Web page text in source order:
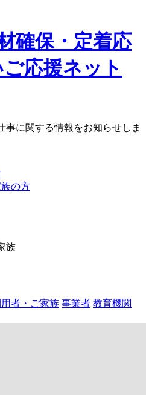
確保・定着応
応援ネット
事に関する情報をお知らせしま
の方
族
者・ご家族 事業者 教育機関